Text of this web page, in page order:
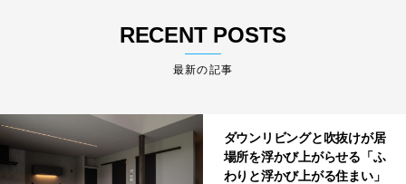
RECENT POSTS
最新の記事
ダウンリビングと吹抜けが居
場所を浮かび上がらせる「ふ
わりと浮かび上がる住まい」